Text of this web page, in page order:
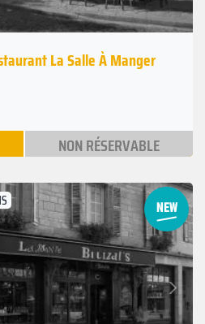
La Salle À Manger
NON RÉSERVABLE
Suivant